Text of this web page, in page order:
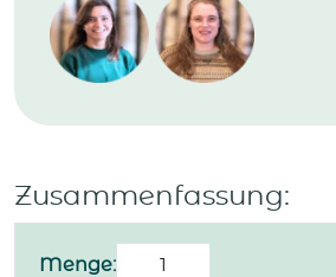
Zusammenfassung:
Menge:Weihnachtskarte